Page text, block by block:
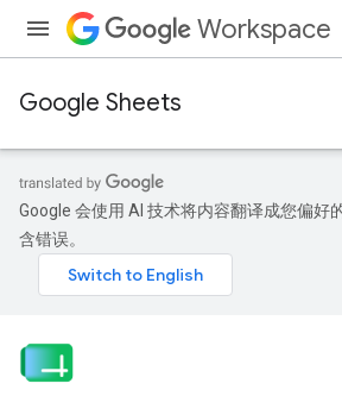
Workspace
Google Sheets
Google 会使用 AI 技术将内容翻译成您偏好
含错误。